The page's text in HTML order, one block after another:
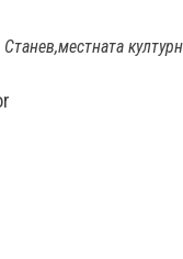
Станев,местната